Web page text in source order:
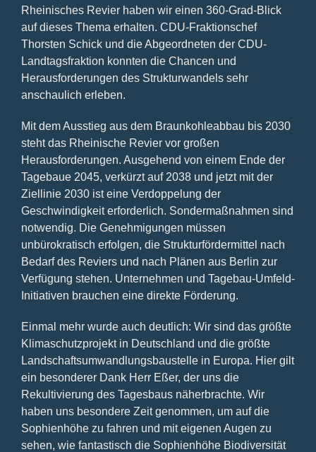
Rheinisches Revier haben wir einen 360-Grad-Blick
auf dieses Thema erhalten. CDU-Fraktionschef
Thorsten Schick und die Abgeordneten der CDU-
Landtagsfraktion konnten die Chancen und
Herausforderungen des Strukturwandels sehr
anschaulich erleben.
Mit dem Ausstieg aus dem Braunkohleabbau bis 2030
steht das Rheinische Revier vor großen
Herausforderungen. Ausgehend von einem Ende der
Tagebaue 2045, verkürzt auf 2038 und jetzt mit der
Ziellinie 2030 ist eine Verdoppelung der
Geschwindigkeit erforderlich. Sondermaßnahmen sind
notwendig. Die Genehmigungen müssen
unbürokratisch erfolgen, die Strukturfördermittel nach
Bedarf des Reviers und nach Plänen aus Berlin zur
Verfügung stehen. Unternehmen und Tagebau-Umfeld-
Initiativen brauchen eine direkte Förderung.
Einmal mehr wurde auch deutlich: Wir sind das größte
Klimaschutzprojekt in Deutschland und die größte
Landschaftsumwandlungsbaustelle in Europa. Hier gilt
ein besonderer Dank Herr Eßer, der uns die
Rekultivierung des Tagesbaus näherbrachte. Wir
haben uns besondere Zeit genommen, um auf die
Sophienhöhe zu fahren und mit eigenen Augen zu
sehen, wie fantastisch die Sophienhöhe Biodiversität